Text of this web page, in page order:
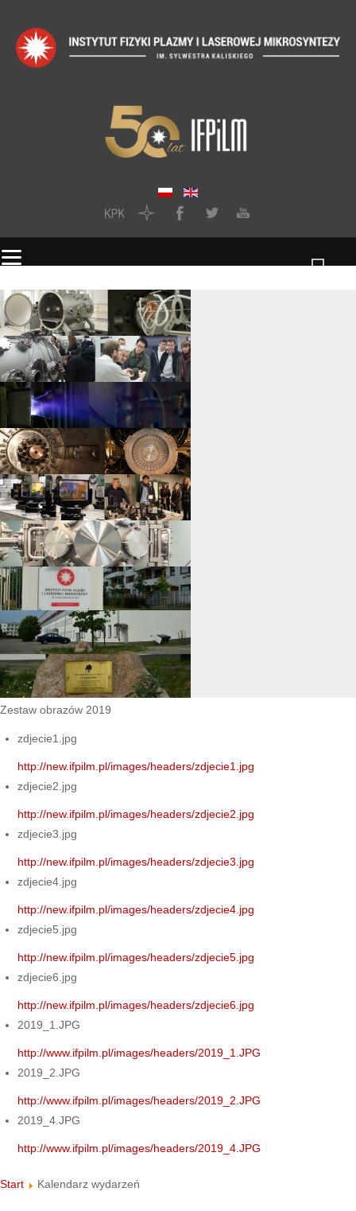
Zestaw obrazów 2019
zdjecie1.jpg
http://new.ifpilm.pl/images/headers/zdjecie1.jpg
zdjecie2.jpg
http://new.ifpilm.pl/images/headers/zdjecie2.jpg
zdjecie3.jpg
http://new.ifpilm.pl/images/headers/zdjecie3.jpg
zdjecie4.jpg
http://new.ifpilm.pl/images/headers/zdjecie4.jpg
zdjecie5.jpg
http://new.ifpilm.pl/images/headers/zdjecie5.jpg
zdjecie6.jpg
http://new.ifpilm.pl/images/headers/zdjecie6.jpg
2019_1.JPG
http://www.ifpilm.pl/images/headers/2019_1.JPG
2019_2.JPG
http://www.ifpilm.pl/images/headers/2019_2.JPG
2019_4.JPG
http://www.ifpilm.pl/images/headers/2019_4.JPG
Start Kalendarz wydarzeń